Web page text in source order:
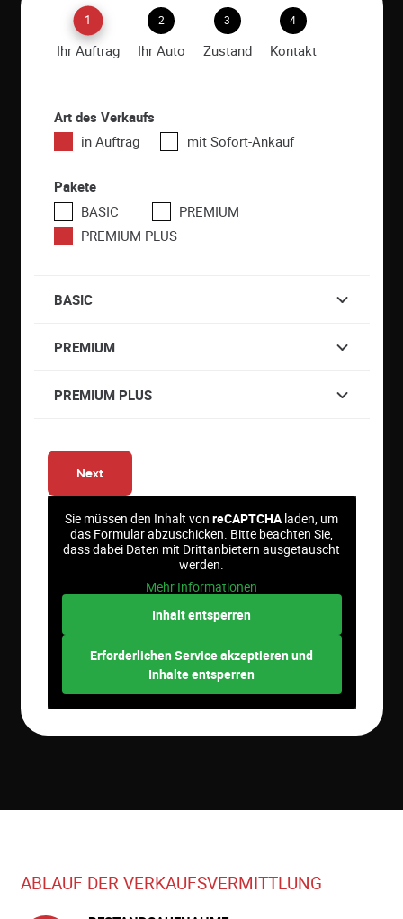
1
Ihr Auftrag
2
Ihr Auto
3
Zustand
4
Kontakt
Art des Verkaufs
in Auftrag
mit Sofort-Ankauf
Pakete
BASIC
PREMIUM
PREMIUM PLUS
BASIC
PREMIUM
PREMIUM PLUS
Next
Sie müssen den Inhalt von reCAPTCHAladen, um
das Formular abzuschicken. Bitte beachten Sie,
dass dabei Daten mit Drittanbietern ausgetauscht
werden.
Mehr Informationen
Inhalt entsperren
Erforderlichen Service akzeptieren und
Inhalte entsperren
ABLAUF DER VERKAUFSVERMITTLUNG